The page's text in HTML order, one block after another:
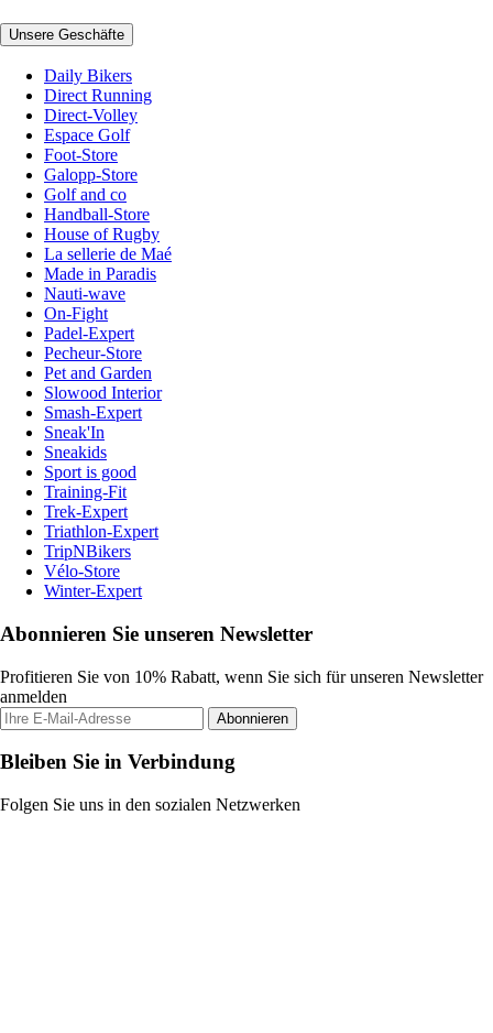
Unsere Geschäfte
Daily Bikers
Direct Running
Direct-Volley
Espace Golf
Foot-Store
Galopp-Store
Golf and co
Handball-Store
House of Rugby
La sellerie de Maé
Made in Paradis
Nauti-wave
On-Fight
Padel-Expert
Pecheur-Store
Pet and Garden
Slowood Interior
Smash-Expert
Sneak'In
Sneakids
Sport is good
Training-Fit
Trek-Expert
Triathlon-Expert
TripNBikers
Vélo-Store
Winter-Expert
Abonnieren Sie unseren Newsletter
Profitieren Sie von 10% Rabatt, wenn Sie sich für unseren Newsletter
anmelden
Abonnieren
Bleiben Sie in Verbindung
Folgen Sie uns in den sozialen Netzwerken